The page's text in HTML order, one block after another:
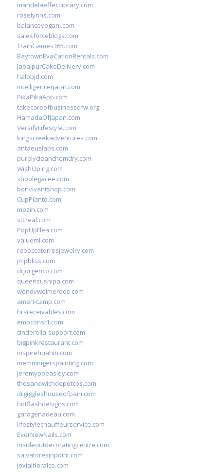
mandelaeffectlibrary.com
roselynns.com
balanceyoganj.com
salesforceblogs.com
TrainGames365.com
BaytownEvaCationRentals.com
JabalpurCakeDelivery.com
halobjd.com
intelligenceqatar.com
PikaPikaApp.com
takecareofbusinessdfw.org
HamadaOfJapan.com
VersifyLifestyle.com
kingscreekadventures.com
antaeuslabs.com
purelycleanchemdry.com
WishOping.com
shoplegacee.com
bonvivantshop.com
CupPlante.com
mpzin.com
stcreal.com
PopUpFlea.com
valueml.com
rebeccatorresjewelry.com
jmpbliss.com
drjorgerico.com
queensushipa.com
wendyweimerdds.com
ameri-camp.com
hrsreceivables.com
empconst1.com
cinderella-support.com
bigpinkrestaurant.com
inspirehuahin.com
memmingerspainting.com
jeremypbeasley.com
thesandwichdepotcos.com
drgiggleshouseofpain.com
hotflashdesigns.com
garagenadeau.com
lifestylechauffeurservice.com
EverNewNails.com
insideoutdecoratingcentre.com
salvatoresinpoint.com
jovialfloralco.com